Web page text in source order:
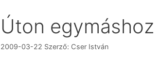
Úton egymáshoz
2009-03-22 Szerző: Cser István